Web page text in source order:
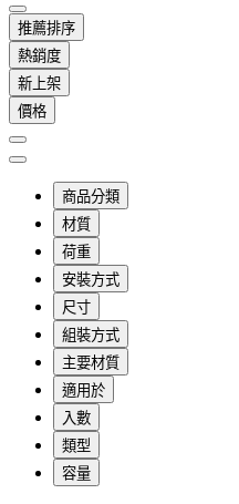
推薦排序
熱銷度
新上架
價格
商品分類
材質
荷重
安裝方式
尺寸
組裝方式
主要材質
適用於
入數
類型
容量